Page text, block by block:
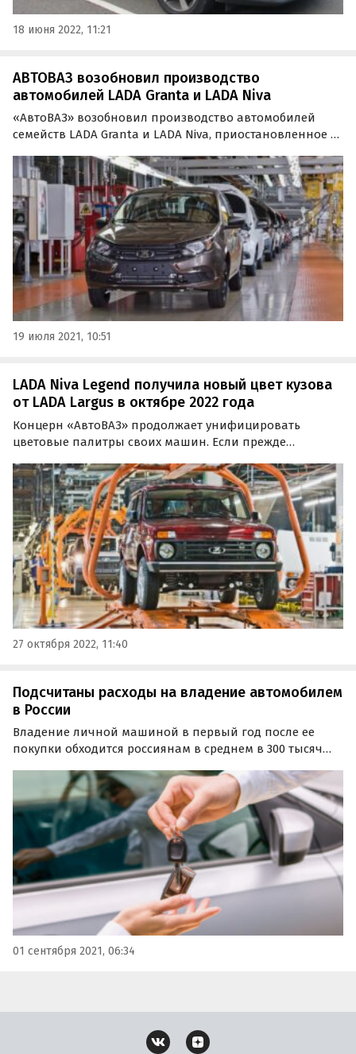
18 июня 2022, 11:21
АВТОВАЗ возобновил производство
автомобилей LADA Granta и LADA Niva
«АвтоВАЗ» возобновил производство автомобилей
семейств LADA Granta и LADA Niva, приостановленное в
электронных компонентов. Об этом пишут «РИА
Новости» со ссылкой на официального представителя
компании.
19 июля 2021, 10:51
LADA Niva Legend получила новый цвет кузова
от LADA Largus в октябре 2022 года
Концерн «АвтоВАЗ» продолжает унифицировать
цветовые палитры своих машин. Если прежде
«пары» в лице Niva Legend-Niva Travel и Granta-Vesta, то
теперь появилась еще одна – Niva Legend и Largus.
27 октября 2022, 11:40
Подсчитаны расходы на владение автомобилем
в России
Владение личной машиной в первый год после ее
покупки обходится россиянам в среднем в 300 тысяч
расходов, в том числе бензин, транспортный налог,
зимний комплект шин, страхование, дополнительное…
01 сентября 2021, 06:34